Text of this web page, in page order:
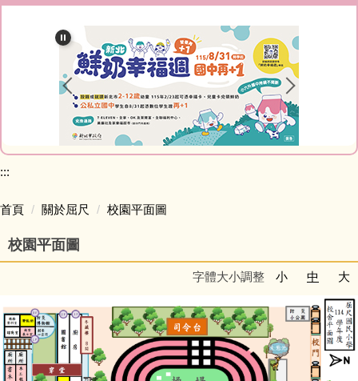
關於屈尺
處室簡介
屈尺專刊
活動影音
:::
首頁 關於屈尺 校園平面圖
校園平面圖
字體大小調整 小 中 大